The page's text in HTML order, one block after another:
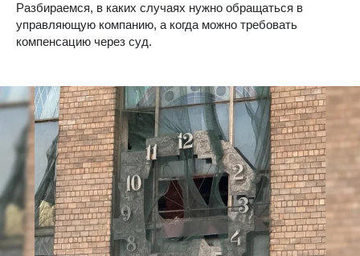
Разбираемся, в каких случаях нужно обращаться в
управляющую компанию, а когда можно требовать
компенсацию через суд.